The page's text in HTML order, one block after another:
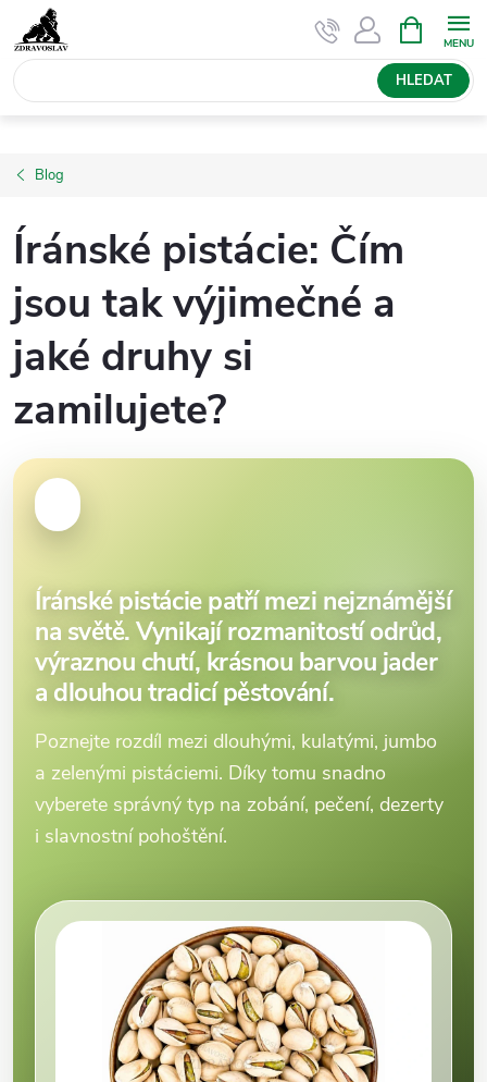
na
obsah
HLEDAT
NÁKUPNÍ
KOŠÍK
Blog
Íránské pistácie: Čím
jsou tak výjimečné a
jaké druhy si
zamilujete?
Íránské pistácie patří mezi nejznámější
na světě. Vynikají rozmanitostí odrůd,
výraznou chutí, krásnou barvou jader
a dlouhou tradicí pěstování.
Poznejte rozdíl mezi dlouhými, kulatými, jumbo
a zelenými pistáciemi. Díky tomu snadno
vyberete správný typ na zobání, pečení, dezerty
i slavnostní pohoštění.